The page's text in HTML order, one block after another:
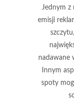
Jednym z
emisji
nadawane
Innym
spoty